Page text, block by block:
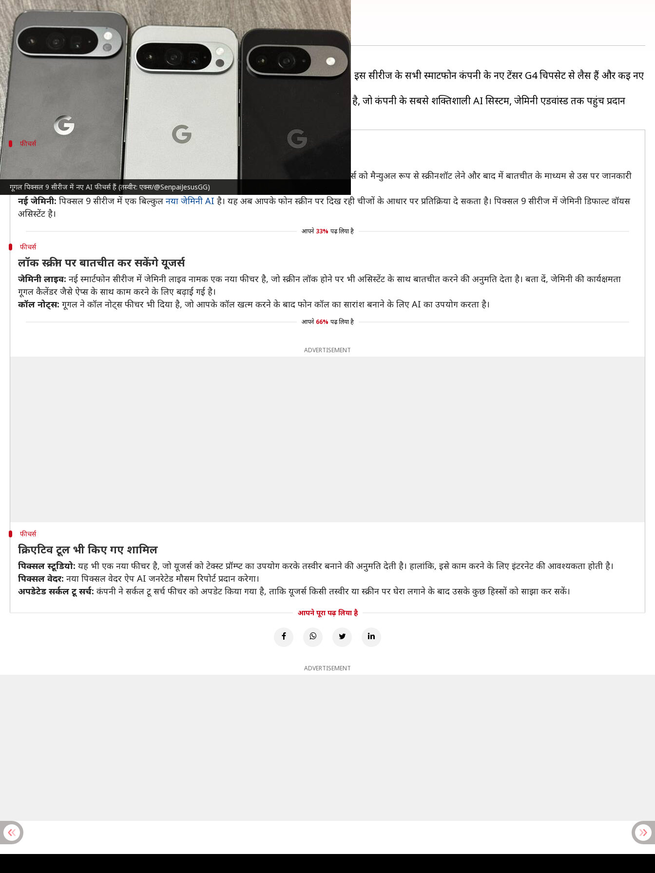
गूगल पिक्सल 9 सीरीज में नए AI फीचर्स हैं (तस्वीर: एक्स/@SenpaiJesusGG)
गूगल पिक्सल 9 सीरीज में कौन-कौन से नए AI फीचर्स मिले?
लेखन बिश्वजीत कुमार Aug 14, 2024 08:50 am
क्या है खबर?
गूगल ने बीते दिन (13 अगस्त) आधिकारिक तौर पर अपनीपिक्सल 9 सीरीज को लॉन्चकर दिया है। इस सीरीज के सभी स्मार्टफोन कंपनी के नए टेंसर G4 चिपसेट से लैस हैं और कई नए
आर्टिफिशियल इंटेलिजेंस (AI) फीचर्स के साथ आते हैं।
नई स्मार्टफोन सीरीज के प्रो मॉडल को गूगल वन AI प्रीमियम का एक साल का सब्सक्रिप्शन मिल रहा है, जो कंपनी के सबसे शक्तिशाली AI सिस्टम, जेमिनी एडवांस्ड तक पहुंच प्रदान
फीचर्स
कौन-कौन से नए नए AI फीचर्स हैं इसमें शामिल?
नई स्मार्टफोन सीरीज में पिक्सल स्क्रीनशॉट नामक एक नया AI फीचर मिला है, जो यूजर्स को मैन्युअल रूप से स्क्रीनशॉट लेने और बाद में बातचीत के माध्यम से उस पर जानकारी
खोजने की अनुमति देता है।
नई जेमिनी: पिक्सल 9 सीरीज में एक बिल्कुल नया जेमिनी AI है। यह अब आपके फोन स्क्रीन पर दिख रही चीजों के आधार पर प्रतिक्रिया दे सकता है। पिक्सल 9 सीरीज में जेमिनी डिफाल्ट वॉयस
असिस्टेंट है।
आपने 33% पढ़ लिया है
फीचर्स
लॉक स्क्रीन पर बातचीत कर सकेंगे यूजर्स
जेमिनी लाइव: नई स्मार्टफोन सीरीज में जेमिनी लाइव नामक एक नया फीचर है, जो स्क्रीन लॉक होने पर भी असिस्टेंट के साथ बातचीत करने की अनुमति देता है। बता दें, जेमिनी की कार्यक्षमता
गूगल कैलेंडर जैसे ऐप्स के साथ काम करने के लिए बढ़ाई गई है।
कॉल नोट्स: गूगल ने कॉल नोट्स फीचर भी दिया है, जो आपके कॉल खत्म करने के बाद फोन कॉल का सारांश बनाने के लिए AI का उपयोग करता है।
आपने 66% पढ़ लिया है
ADVERTISEMENT
फीचर्स
क्रिएटिव टूल भी किए गए शामिल
पिक्सल स्टूडियो: यह भी एक नया फीचर है, जो यूजर्स को टेक्स्ट प्रॉम्प्ट का उपयोग करके तस्वीर बनाने की अनुमति देती है। हालांकि, इसे काम करने के लिए इंटरनेट की आवश्यकता होती है।
पिक्सल वेदर: नया पिक्सल वेदर ऐप AI जनरेटेड मौसम रिपोर्ट प्रदान करेगा।
अपडेटेड सर्कल टू सर्च: कंपनी ने सर्कल टू सर्च फीचर को अपडेट किया गया है, ताकि यूजर्स किसी तस्वीर या स्क्रीन पर घेरा लगाने के बाद उसके कुछ हिस्सों को साझा कर सकें।
आपने पूरा पढ़ लिया है
ADVERTISEMENT